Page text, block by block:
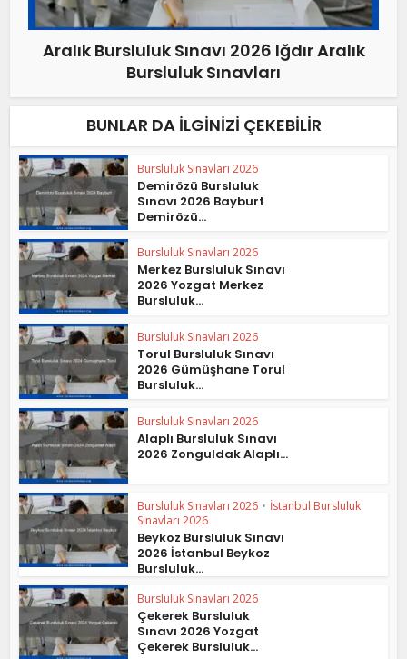
Aralık Bursluluk Sınavı 2026 Iğdır Aralık
Bursluluk Sınavları
BUNLAR DA İLGINIZI ÇEKEBILIR
Bursluluk Sınavları 2026
Demirözü Bursluluk
Sınavı 2026 Bayburt
Demirözü...
Bursluluk Sınavları 2026
Merkez Bursluluk Sınavı
2026 Yozgat Merkez
Bursluluk...
Bursluluk Sınavları 2026
Torul Bursluluk Sınavı
2026 Gümüşhane Torul
Bursluluk...
Bursluluk Sınavları 2026
Alaplı Bursluluk Sınavı
2026 Zonguldak Alaplı...
Bursluluk Sınavları 2026 • İstanbul Bursluluk
Sınavları 2026
Beykoz Bursluluk Sınavı
2026 İstanbul Beykoz
Bursluluk...
Bursluluk Sınavları 2026
Çekerek Bursluluk
Sınavı 2026 Yozgat
Çekerek Bursluluk...